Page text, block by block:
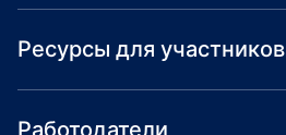
Ресурсы для участников
Работодатели